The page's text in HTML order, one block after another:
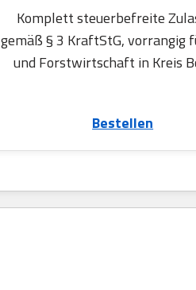
Komplett steuerbefreite
gemäß § 3 KraftStG, vorrangig
und Forstwirtschaft in Kreis
Bestellen